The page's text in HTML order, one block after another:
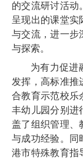
的交流研讨活动
呈现出的课堂实
与交流，进一步
与探索。
为有力促进
发挥，高标准推
合教育示范校乐
丰幼儿园分别进
盖了组织管理、
与成功经验。同
港市特殊教育指